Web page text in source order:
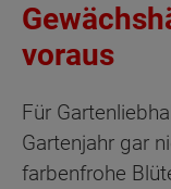
voraus
Für
Gartenjahr gar
farbenfrohe